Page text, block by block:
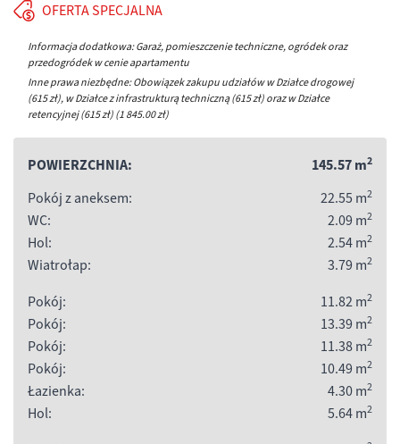
OFERTA SPECJALNA
Informacja dodatkowa: Garaż, pomieszczenie techniczne, ogródek oraz
przedogródek w cenie apartamentu
Inne prawa niezbędne: Obowiązek zakupu udziałów w Działce drogowej
(615 zł), w Działce z infrastrukturą techniczną (615 zł) oraz w Działce
retencyjnej (615 zł) (1 845.00zł)
POWIERZCHNIA: 145.57m2
Pokój z aneksem: 22.55 m2
WC: 2.09 m2
Hol: 2.54m2
Wiatrołap: 3.79 m2
Pokój: 11.82m2
Pokój: 13.39 m2
Pokój: 11.38m2
Pokój: 10.49 m2
Łazienka: 4.30m2
Hol: 5.64m2